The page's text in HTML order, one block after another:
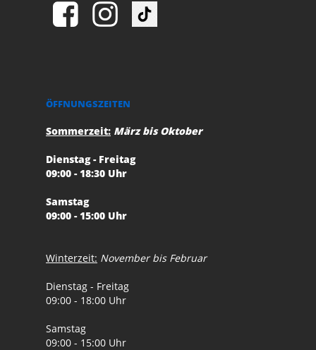
ÖFFNUNGSZEITEN
Sommerzeit: März bis Oktober
Dienstag - Freitag
09:00 - 18:30 Uhr
Samstag
09:00 - 15:00 Uhr
Winterzeit: November bis Februar
Dienstag - Freitag
09:00 - 18:00 Uhr
Samstag
09:00 - 15:00 Uhr